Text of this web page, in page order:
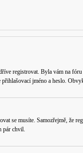
registrovat. Byla vám na
jméno a heslo.
se musíte. Samozřejmě, že
pár chvil.